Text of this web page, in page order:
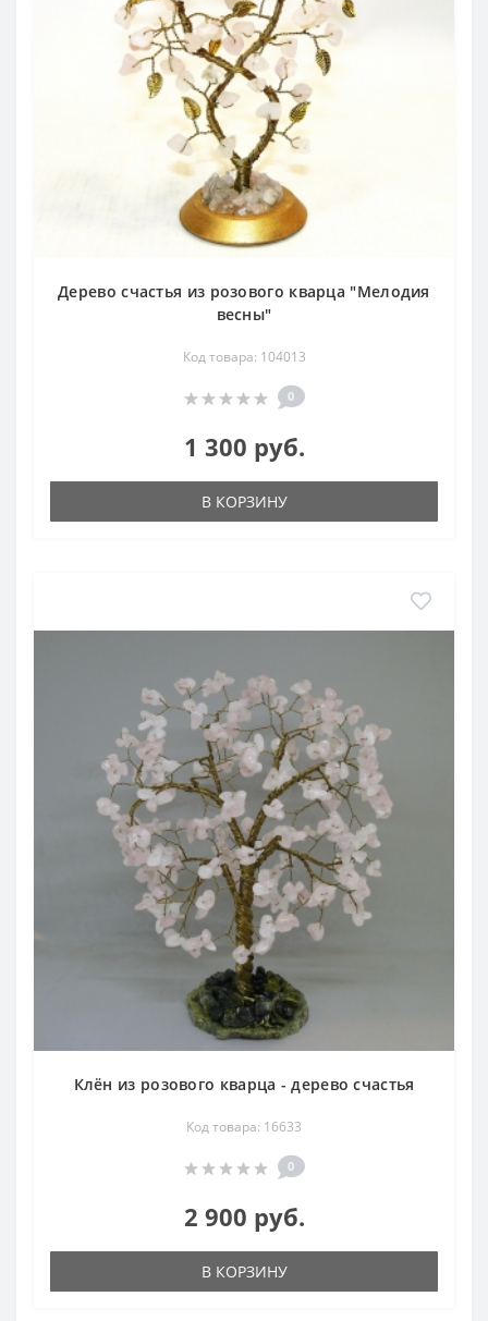
Дерево счастья из розового кварца "Мелодия
весны"
Код товара: 104013
0
1 300 руб.
В КОРЗИНУ
Клён из розового кварца - дерево счастья
Код товара: 16633
0
2 900 руб.
В КОРЗИНУ